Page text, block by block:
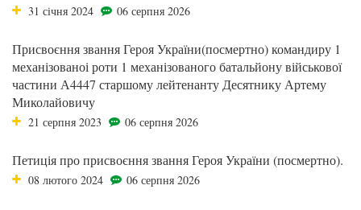
31 січня 2024 06 серпня 2026
Присвоєння звання Героя України(посмертно) командиру 1
механізованоі роти 1 механізованого батальйону військової
частини А4447 старшому лейтенанту Десятнику Артему
Миколайовичу
21 серпня 2023 06 серпня 2026
Петиція про присвоєння звання Героя України (посмертно).
08 лютого 2024 06 серпня 2026